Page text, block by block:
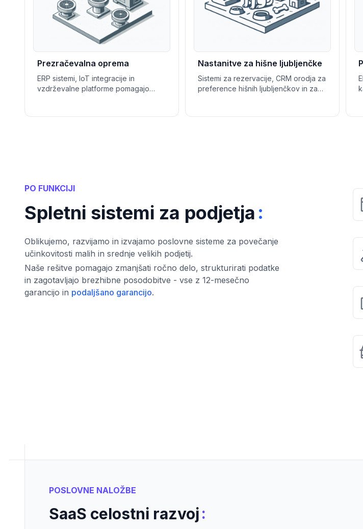
Prezračevalna oprema
ERP sistemi, IoT integracije in
vzdrževalne platforme pomagajo
opreme in upravljanje storitev.
Nastanitve za hišne ljubljenčke
Sistemi za rezervacije, CRM orodja za
preference hišnih ljubljenčkov in za
do ljubljenčkov pri povečevanju
PO FUNKCIJI
Spletni sistemi za podjetja :
Oblikujemo, razvijamo in izvajamo poslovne sisteme za povečanje
učinkovitosti malih in srednje velikih podjetij.
Naše rešitve pomagajo zmanjšati ročno delo, strukturirati podatke
in zagotavljajo brezhibne posodobitve - vse z 12-mesečno
garancijo in podaljšano garancijo.
POSLOVNE NALOŽBE
SaaS celostni razvoj: